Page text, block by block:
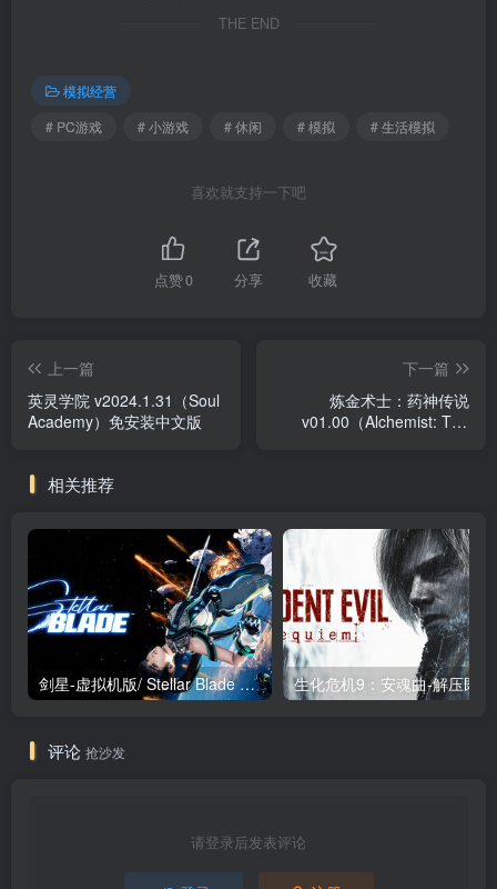
THE END
模拟经营
# PC游戏
# 小游戏 # 休闲 # 模拟 # 生活模拟
喜欢就支持一下吧
点赞0 分享 收藏
上一篇
英灵学院 v2024.1.31（Soul
Academy）免安装中文版
下一篇
炼金术士：药神传说
v01.00（Alchemist: The
相关推荐
剑星-虚拟机版/ Stellar Blade v1.4.1|Build.19963153 终极版新补丁 送修改器 免安装中文版
评论 抢沙发
请登录后发表评论